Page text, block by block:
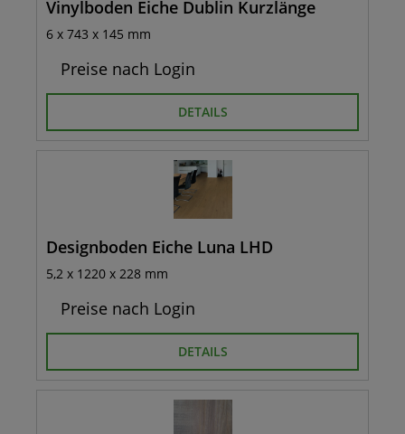
Vinylboden Eiche Dublin Kurzlänge
6 x 743 x 145 mm
Preise nach Login
DETAILS
Designboden Eiche Luna LHD
5,2 x 1220 x 228 mm
Preise nach Login
DETAILS